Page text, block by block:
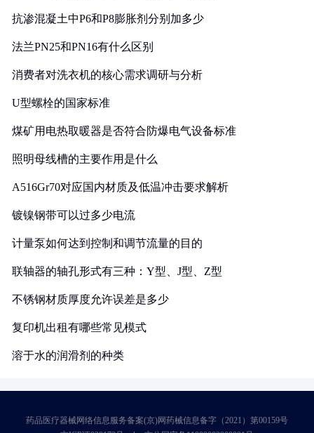
抗渗混凝土中P6和P8膨胀剂分别加多少
法兰PN25和PN16有什么区别
消费者对洗衣机的核心需求调研与分析
U型螺栓的国家标准
煤矿用电热取暖器是否符合防爆电气设备标准
照明母线槽的主要作用是什么
A516Gr70对应国内材质及低温冲击要求解析
镀镍钢带可以过多少电流
计量泵如何达到控制和调节流量的目的
联轴器的轴孔形式有三种：Y型、J型、Z型
不锈钢材质厚度允许误差是多少
复印机出租有哪些常见模式
溶于水的润滑剂的种类
药品医疗器械网络信息服务备案(京)网药械信息备字（2021）第00159号